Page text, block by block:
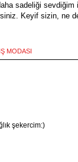
sadeliği sevdiğim
Keyif sizin, ne
MODASI
şekercim:)